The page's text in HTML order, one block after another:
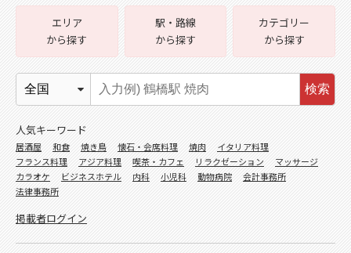
エリア
から探す
駅・路線
から探す
カテゴリー
から探す
検索
人気キーワード
居酒屋 和食 焼き鳥 懐石・会席料理 焼肉
イタリア料理
フランス料理
アジア料理 喫茶・カフェ リラクゼーション
マッサージ
カラオケ
ビジネスホテル 内科 小児科 動物病院
会計事務所
法律事務所
掲載者ログイン